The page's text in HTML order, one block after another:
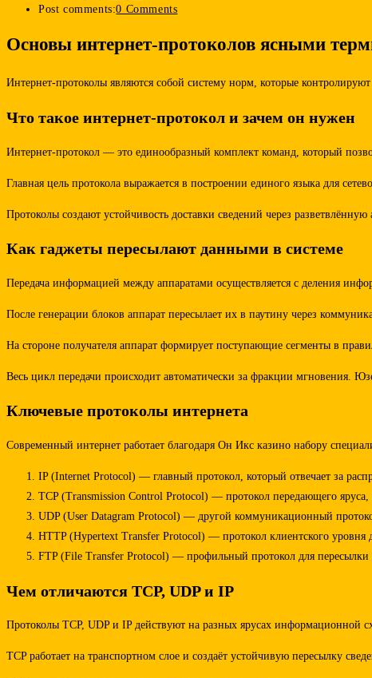
Post comments:0 Comments
Основы интернет-протоколов ясными
Интернет-протоколы являются собой систему норм, которые
Что такое интернет-протокол и зачем он нужен
Интернет-протокол — это единообразный комплект команд, который
Главная цель протокола выражается в построении единого языка для
Протоколы создают устойчивость доставки сведений через
Как гаджеты пересылают данными в системе
Передача информацией между аппаратами осуществляется с деления
После генерации блоков аппарат пересылает их в паутину через
На стороне получателя аппарат формирует поступающие сегменты в
Весь цикл передачи происходит автоматически за фракции мгновения.
Ключевые протоколы интернета
Современный интернет работает благодаря Он Икс казино набору
IP (Internet Protocol) — главный протокол, который отвечает за
TCP (Transmission Control Protocol) — протокол передающего яруса,
UDP (User Datagram Protocol) — другой коммуникационный
HTTP (Hypertext Transfer Protocol) — протокол клиентского уровня
FTP (File Transfer Protocol) — профильный протокол для
Чем отличаются TCP, UDP и IP
Протоколы TCP, UDP и IP действуют на разных ярусах информационной
TCP работает на транспортном слое и создаёт устойчивую пересылку